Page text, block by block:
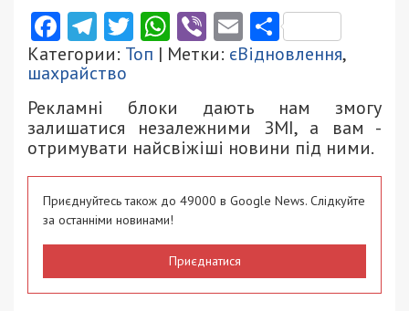
Facebook
Telegram
Twitter
WhatsApp
ViberEmail
Категории: Топ | Метки: єВідновлення,
шахрайство
Рекламні блоки дають нам змогу
залишатися незалежними ЗМІ, а вам -
отримувати найсвіжіші новини під ними.
Приєднуйтесь також до 49000 в Google News. Слідкуйте
за останніми новинами!
Приєднатися